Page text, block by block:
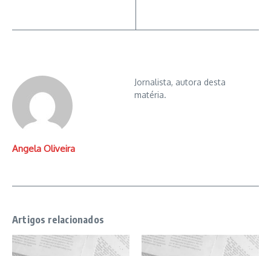
Angela Oliveira
Jornalista, autora desta
matéria.
Artigos relacionados